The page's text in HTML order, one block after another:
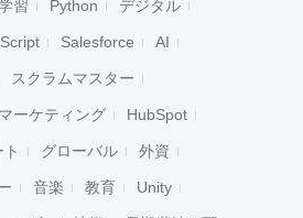
習 Python デジタル
Salesforce AI
スクラムマスター
ーケティング HubSpot
グローバル 外資
音楽 教育 Unity